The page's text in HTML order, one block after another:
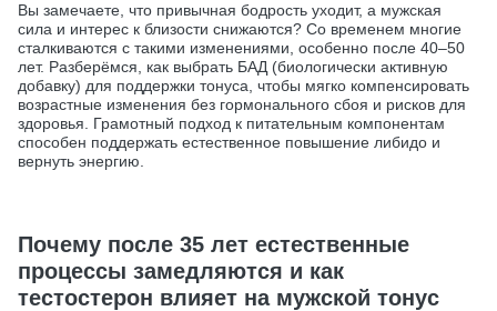
Вы замечаете, что привычная бодрость уходит, а мужская
сила и интерес к близости снижаются? Со временем многие
сталкиваются с такими изменениями, особенно после 40–50
лет. Разберёмся, как выбрать БАД (биологически активную
добавку) для поддержки тонуса, чтобы мягко компенсировать
возрастные изменения без гормонального сбоя и рисков для
здоровья. Грамотный подход к питательным компонентам
способен поддержать естественное повышение либидо и
вернуть энергию.
Почему после 35 лет естественные
процессы замедляются и как
тестостерон влияет на мужской тонус